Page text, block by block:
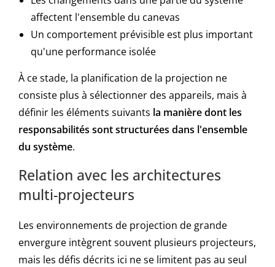
affectent l'ensemble du canevas
Un comportement prévisible est plus important
qu'une performance isolée
À ce stade, la planification de la projection ne
consiste plus à sélectionner des appareils, mais à
définir les éléments suivants la manière dont les
responsabilités sont structurées dans l'ensemble
du système.
Relation avec les architectures
multi-projecteurs
Les environnements de projection de grande
envergure intègrent souvent plusieurs projecteurs,
mais les défis décrits ici ne se limitent pas au seul